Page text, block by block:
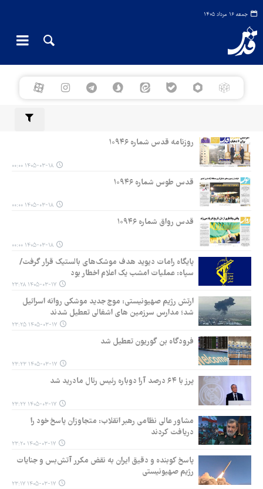
جمعه ۱۶ مرداد ۱۴۰۵
روزنامه قدس شماره ۱۰۹۴۶
۱۴۰۵-۰۳-۱۸ ۰۰:۰۰
قدس طوس شماره ۱۰۹۴۶
۱۴۰۵-۰۳-۱۸ ۰۰:۰۰
قدس رواق شماره ۱۰۹۴۶
۱۴۰۵-۰۳-۱۸ ۰۰:۰۰
پایگاه رامات دیوید هدف موشک‌های بالستیک قرار گرفت/
سپاه: عملیات امشب یک اعلام اخطار بود
۱۴۰۵-۰۳-۱۷ ۲۳:۲۸
ارتش رژیم صهیونیستی: موج جدید موشکی روانه اسرائیل
شد؛ مدارس سرزمین های اشغالی تعطیل شدند
۱۴۰۵-۰۳-۱۷ ۲۳:۲۵
فرودگاه بن گوریون تعطیل شد
۱۴۰۵-۰۳-۱۷ ۲۳:۲۳
پرز با ۶۴ درصد آرا دوباره رئیس رئال مادرید شد
۱۴۰۵-۰۳-۱۷ ۲۳:۲۲
مشاور عالی نظامی رهبر انقلاب: متجاوزان پاسخ خود را
دریافت کردند
۱۴۰۵-۰۳-۱۷ ۲۳:۲۰
پاسخ کوبنده و دقیق ایران به نقض مکرر آتش‌بس و جنایات
رژیم صهیونیستی
۱۴۰۵-۰۳-۱۷ ۲۳:۱۷